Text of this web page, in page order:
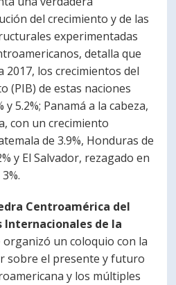
del crecimiento y de las
experimentadas
detalla que
2017, los crecimientos del
(PIB) de estas naciones
5.2%; Panamá a la cabeza,
con un crecimiento
de 3.9%, Honduras de
y El Salvador, rezagado en
Centroamérica del
de la
organizó un coloquio con la
sobre el presente y futuro
y los múltiples